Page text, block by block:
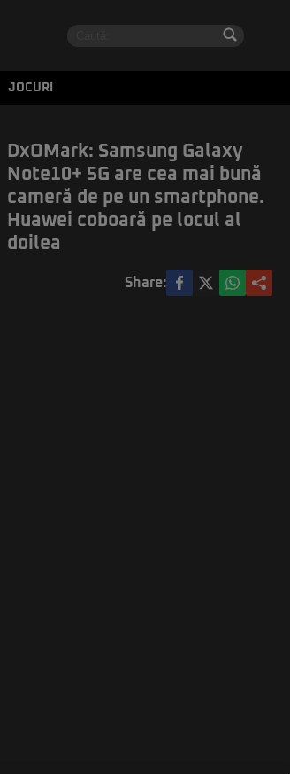
JOCURI
DxOMark: Samsung Galaxy
Note10+ 5G are cea mai bună
cameră de pe un smartphone.
Huawei coboară pe locul al
doilea
Share: